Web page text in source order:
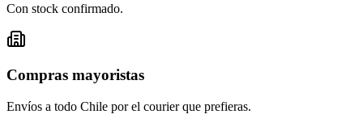
Con stock confirmado.
Compras mayoristas
Envíos a todo Chile por el courier que prefieras.